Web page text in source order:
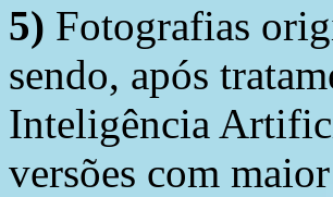
5) Fotografias
sendo, após
Inteligência
versões com